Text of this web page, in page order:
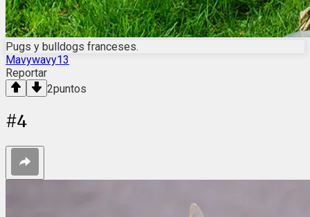
Pugs y bulldogs franceses.
Mavywavy13
Reportar
2puntos
#4